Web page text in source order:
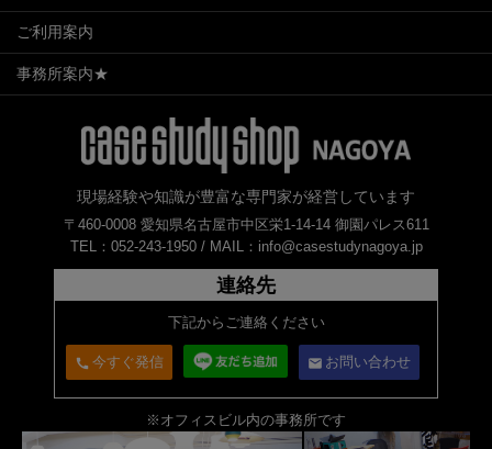
ご利用案内
事務所案内★
現場経験や知識が豊富な専門家が経営しています
〒460-0008 愛知県名古屋市中区栄1-14-14 御園パレス611
TEL：052-243-1950 / MAIL：info@casestudynagoya.jp
連絡先
下記からご連絡ください
call 今すぐ発信 email お問い合わせ
※オフィスビル内の事務所です